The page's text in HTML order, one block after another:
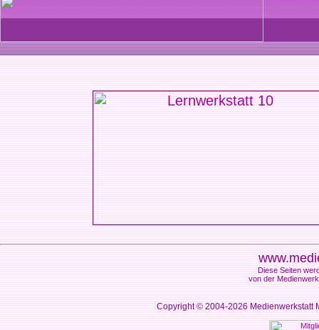
Diese Seiten
von der
Copyright © 2004-2026Medienwerkstatt